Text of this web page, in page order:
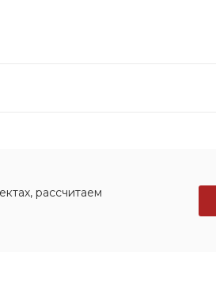
рассчитаем